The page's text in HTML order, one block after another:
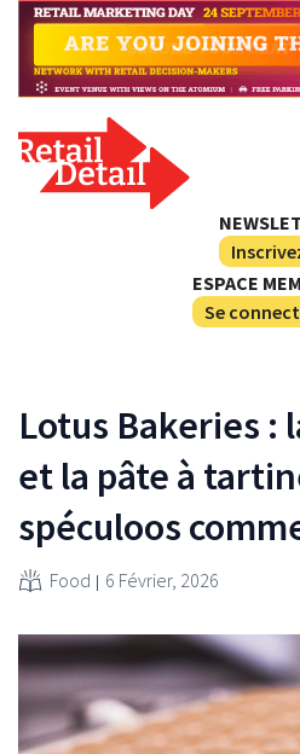
ESPACE
Se
Lotus Bakeries :
et la pâte à
spéculoos
Food 6 Février, 2026